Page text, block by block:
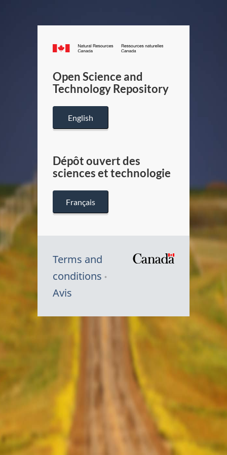
Canada.ca
/
Canada
Open Science and
Technology Repository
English
Dépôt ouvert des
sciences et technologie
Français
Terms and
conditions
Avis
Symbole
Canada